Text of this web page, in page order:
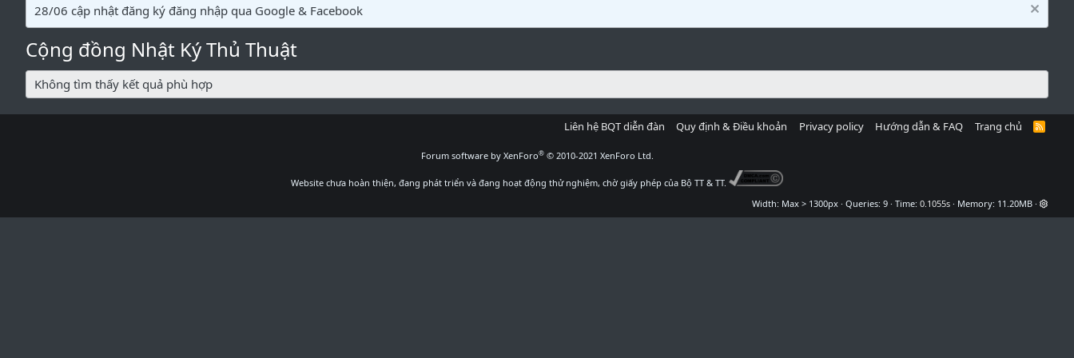
28/06 cập nhật đăng ký đăng nhập qua Google & Facebook
Cộng đồng Nhật Ký Thủ Thuật
Không tìm thấy kết quả phù hợp
Liên hệ BQT diễn đàn Quy định & Điều khoản Privacy policy Hướng dẫn & FAQ Trang chủ
R
S
Forum software by XenForo® © 2010-2021 XenForo Ltd.
Website chưa hoàn thiện, đang phát triển và đang hoạt động thử nghiệm, chờ giấy phép của Bộ TT & TT.
Width
Queries 9 Time 0.1055s Memory 11.20MB